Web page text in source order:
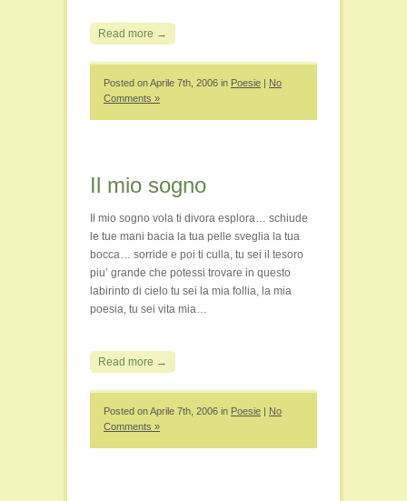
Read more →
Posted on Aprile 7th, 2006 in Poesie | No
Comments »
Il mio sogno
Il mio sogno vola ti divora esplora… schiude
le tue mani bacia la tua pelle sveglia la tua
bocca… sorride e poi ti culla, tu sei il tesoro
piu’ grande che potessi trovare in questo
labirinto di cielo tu sei la mia follia, la mia
poesia, tu sei vita mia…
Read more →
Posted on Aprile 7th, 2006 in Poesie | No
Comments »